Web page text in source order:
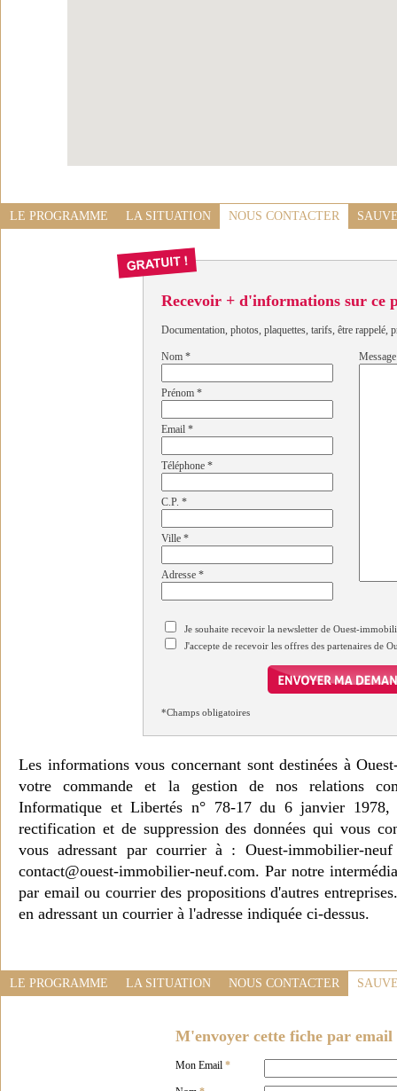
LE PROGRAMME LA SITUATION NOUS CONTACTER
Recevoir + d'informations sur ce
Documentation, photos, plaquettes, tarifs, être rappelé,
Nom *
Prénom *
Email *
Téléphone *
C.P. *
Ville *
Adresse *
Message
Je souhaite recevoir la newsletter de Ouest-
J'accepte de recevoir les offres des partenaires de
*Champs obligatoires
Les informations vous concernant sont destinées à
votre commande et la gestion de nos relations
Informatique et Libertés n° 78-17 du 6 janvier 1978,
rectification et de suppression des données qui vous
vous adressant par courrier à : Ouest-immobilier-
contact@ouest-immobilier-neuf.com. Par notre
par email ou courrier des propositions d'autres
en adressant un courrier à l'adresse indiquée ci-dessus.
LE PROGRAMME LA SITUATION NOUS CONTACTER
M'envoyer cette fiche par email
Mon Email *